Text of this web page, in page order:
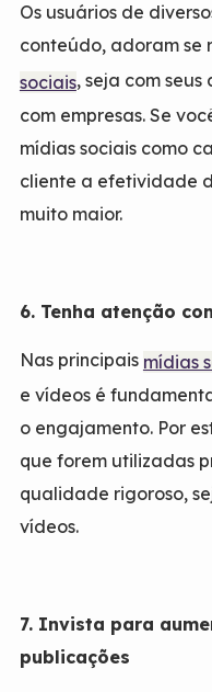
Os usuários de
conteúdo, adoram se
sociais, seja com
com empresas. Se
mídias sociais como
cliente a efetividade
muito maior.
6. Tenha atenção
Nas principais mídias
e vídeos é
o engajamento. Por
que forem utilizadas
qualidade rigoroso,
vídeos.
7. Invista para
publicações